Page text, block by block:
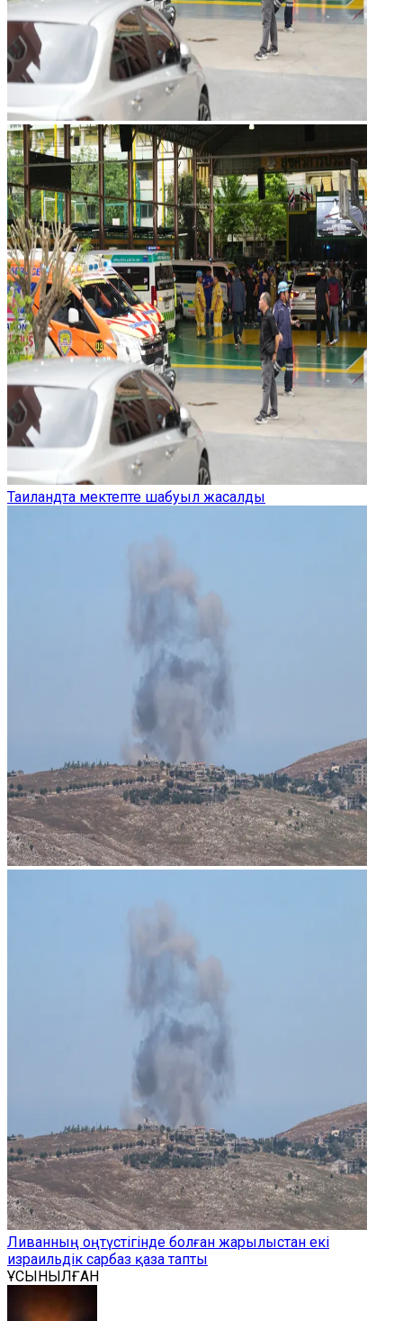
Таиландта мектепте шабуыл жасалды
Ливанның оңтүстігінде болған жарылыстан екі
израильдік сарбаз қаза тапты
ҰСЫНЫЛҒАН